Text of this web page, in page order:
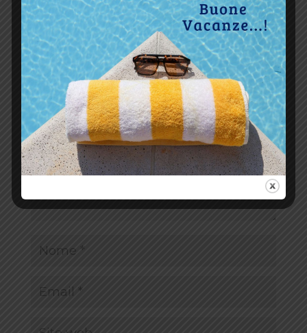
Invia commento
Il tuo indirizzo email non sarà pubblicato. I campi
obbligatori sono contrassegnati